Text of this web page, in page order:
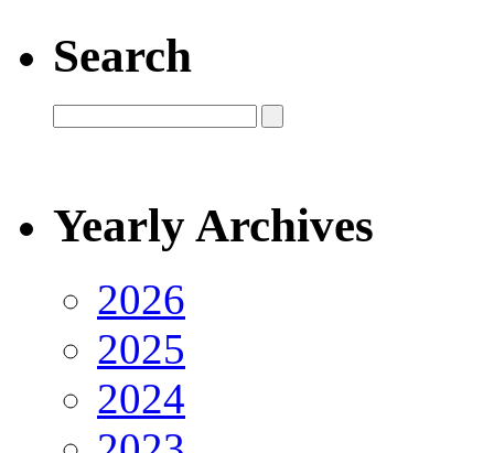
Search
Yearly Archives
2026
2025
2024